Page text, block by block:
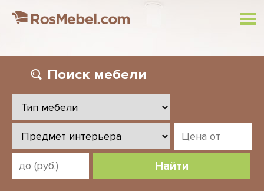
Поиск мебели
Найти